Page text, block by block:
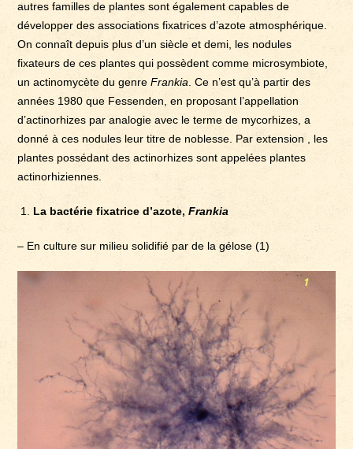
autres familles de plantes sont également capables de
développer des associations fixatrices d’azote atmosphérique.
On connaît depuis plus d’un siècle et demi, les nodules
fixateurs de ces plantes qui possèdent comme microsymbiote,
un actinomycète du genreFrankia . Ce n’est qu’à partir des
années 1980 que Fessenden, en proposant l’appellation
d’actinorhizes par analogie avec le terme de mycorhizes, a
donné à ces nodules leur titre de noblesse. Par extension , les
plantes possédant des actinorhizes sont appelées plantes
actinorhiziennes.
La bactérie fixatrice d’azote,Frankia
– En culture sur milieu solidifié par de la gélose (1)